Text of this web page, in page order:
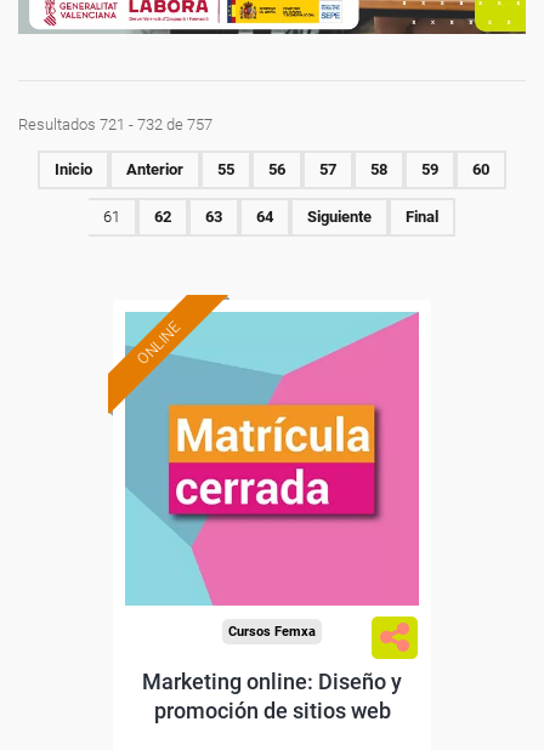
Resultados 721 - 732 de 757
Inicio Anterior 55 56 57 58 59 60
61 62 63 64 Siguiente Final
ONLINE
Cursos Femxa
Marketing online: Diseño y
promoción de sitios web